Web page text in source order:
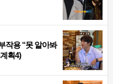
작용 “못 알아봐
획4)